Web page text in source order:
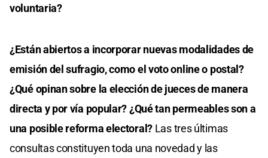
voluntaria?
¿Están abiertos a incorporar nuevas modalidades de
emisión del sufragio, como el voto online o postal?
¿Qué opinan sobre la elección de jueces de manera
directa y por vía popular? ¿Qué tan permeables son a
una posible reforma electoral? Las tres últimas
consultas constituyen toda una novedad y las